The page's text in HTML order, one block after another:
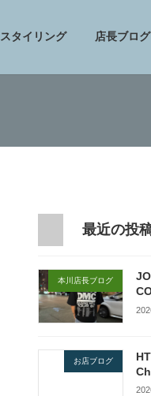
スタイリング 店長ブログ
最近の投
本川店長ブログ
お店ブログ